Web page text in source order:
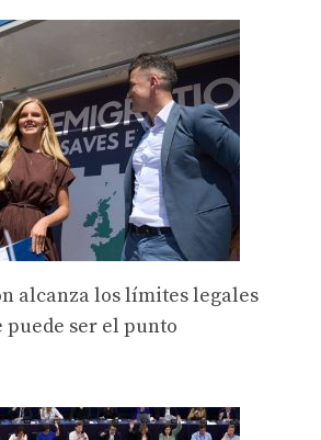
alcanza los límites legales
puede ser el punto